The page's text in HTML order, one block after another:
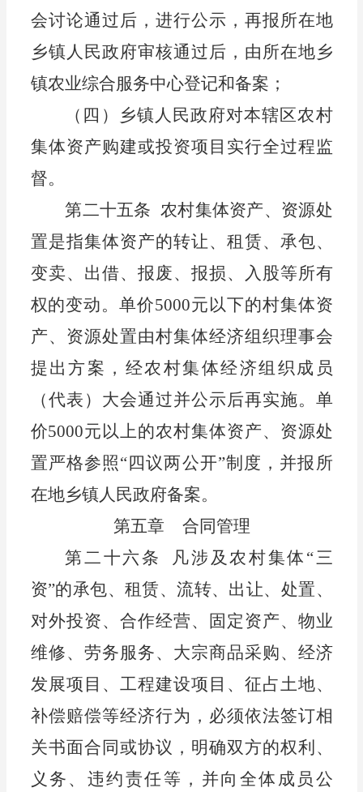
会讨论通过后，进行公示，再报 所在地
乡镇人民政府审核通过后，由 所在地乡
镇农业综合服务中心登记和备案；
（四）
乡镇人民政府对本辖区农村
集体资产购建或投资项目实行全过程监
督。
第二十五条 农村集体资产、 资源处
置是指集体资产的转让、租赁、 承包、
变卖、出借、报废、报损、入股等所有
权的变动。单价5000元以下的村集体资
产、资源处置由村集体经济组织理事会
提出方案，经农村集体经济组织成员
（代表） 大会通过并公示后再实施。 单
价5000元以上的农村集体资产、 资源处
置严格参照“四议两公开”制度，并报所
在地乡镇人民政府备案。
第五章
合同管理
第二十六条
凡涉及农村集体 “三
资”的承包、租赁、流转、出让、处置、
对外投资、合作经营、固定资产、物业
维修、劳务服务、大宗商品采购、经济
发展项目、工程建设项目、征占土地、
补偿赔偿等经济行为，必须依法签订相
关书面合同或协议，明确双方的权利、
义务、违约责任等，并向全体成员公